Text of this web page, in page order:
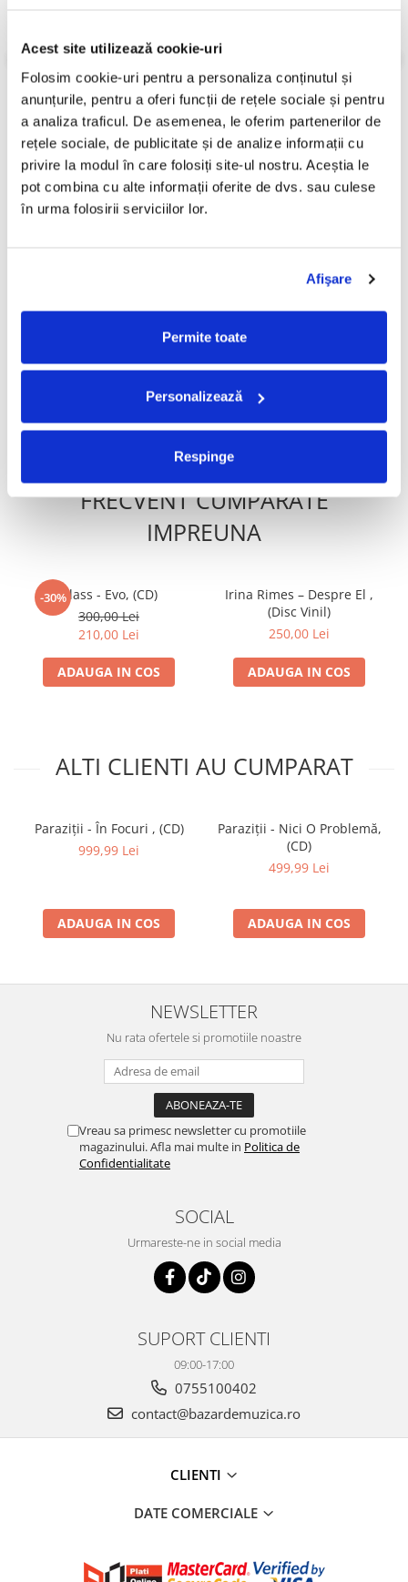
Acest site utilizează cookie-uri
Folosim cookie-uri pentru a personaliza conținutul și
anunțurile, pentru a oferi funcții de rețele sociale și pentru
a analiza traficul. De asemenea, le oferim partenerilor de
rețele sociale, de publicitate și de analize informații cu
privire la modul în care folosiți site-ul nostru. Aceștia le
pot combina cu alte informații oferite de dvs. sau culese
în urma folosirii serviciilor lor.
Afişare
Permite toate
Personalizează
Respinge
An Lansare:2000
Stare Disc:Mint (M)
Stare Coperta:Near Mint (NM or M-)
Informatii conformitate produs
Review-uri(0)
-30%
Sarmalele Reci - Răpirea
349,99 Lei
ADAUGA IN COS
-30%
Various – Sukar Dilea Vol. 2 ,
35,00 Lei
ADAUGA IN COS
FRECVENT CUMPARATE
IMPREUNA
-30%Class - Evo, (CD)
300,00 Lei
210,00 Lei
ADAUGA IN COS
Irina Rimes – Despre El ,
(Disc Vinil)
250,00 Lei
ADAUGA IN COS
ALTI CLIENTI AU CUMPARAT
Paraziții - În Focuri , (CD)
999,99 Lei
ADAUGA IN COS
Paraziții - Nici O Problemă,
(CD)
499,99 Lei
ADAUGA IN COS
NEWSLETTER
Nu rata ofertele si promotiile noastre
Vreau sa primesc newsletter cu promotiile
magazinului. Afla mai multe in Politica de
Confidentialitate
SOCIAL
Urmareste-ne in social media
SUPORT CLIENTI
09:00-17:00
0755100402
contact@bazardemuzica.ro
CLIENTI
DATE COMERCIALE